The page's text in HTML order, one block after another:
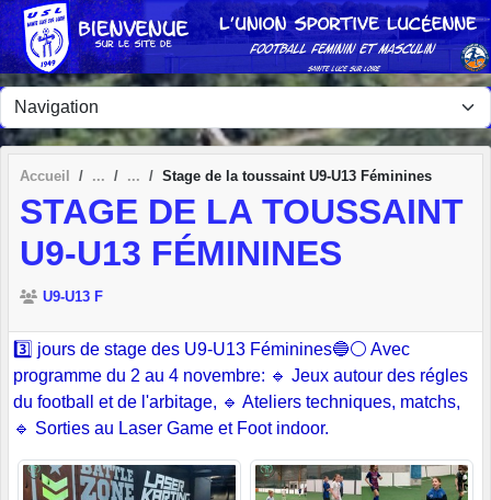
Accueil Stage de la toussaint U9-U13 Féminines
STAGE DE LA TOUSSAINT
U9-U13 FÉMININES
U9-U13 F
3️⃣ jours de stage des U9-U13 Féminines🔵⚪️ Avec
programme du 2 au 4 novembre: 🔹 Jeux autour des régles
du football et de l'arbitage, 🔹 Ateliers techniques, matchs,
🔹 Sorties au Laser Game et Foot indoor.
Panneau de gestion des cookies